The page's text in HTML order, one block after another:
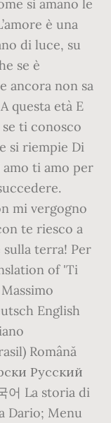
si amano le
è una
di luce, su
se è
ancora non sa
questa età E
ti conosco
si riempie Di
ti amo per
mi vergogno
te riesco a
sulla terra! Per
of 'Ti
English
Română
Русский
Dario; Menu